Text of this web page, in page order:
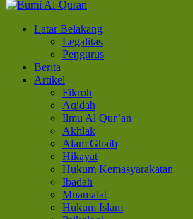
Bumi Al-Quran
Sinergi Untuk Kebahagiaan Dunia-Akhirat
Latar Belakang
Legalitas
Pengurus
Berita
Artikel
Fikroh
Aqidah
Ilmu Al Qur’an
Akhlak
Alam Ghaib
Hikayat
Hukum Kemasyarakatan
Ibadah
Muamalat
Hukum Islam